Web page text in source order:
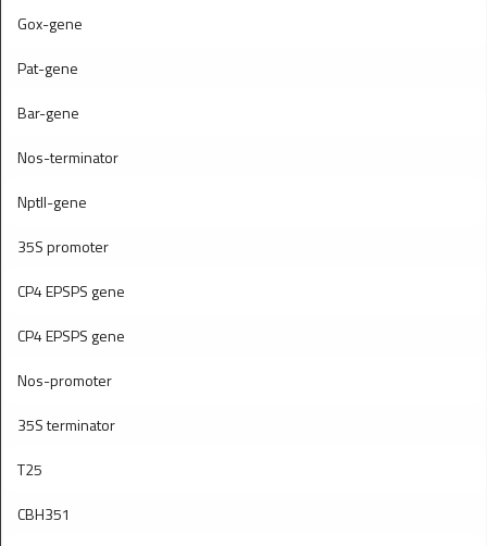
Gox-gene
Pat-gene
Bar-gene
Nos-terminator
Nptll-gene
35S promoter
CP4 EPSPS gene
CP4 EPSPS gene
Nos-promoter
35S terminator
T25
CBH351